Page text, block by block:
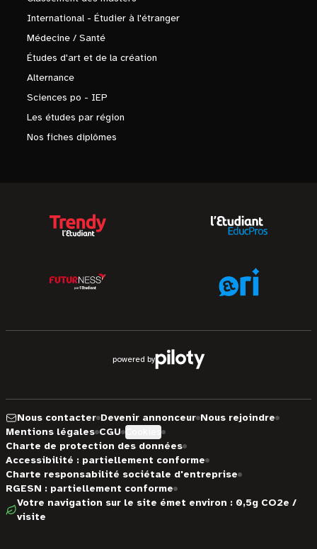
International - Étudier à l'étranger
Médecine / Santé
Études d'art et de la création
Alternance
Sciences po - IEP
Les études par région
Nos fiches diplômes
powered by
Nous contacter Devenir annonceur Nous rejoindre
Mentions légales CGU
Charte de protection des données
Accessibilité : partiellement conforme
Charte responsabilité sociétale d'entreprise
RGESN : partiellement conforme
Votre navigation sur le site émet environ : 0,5g CO2e /
visite